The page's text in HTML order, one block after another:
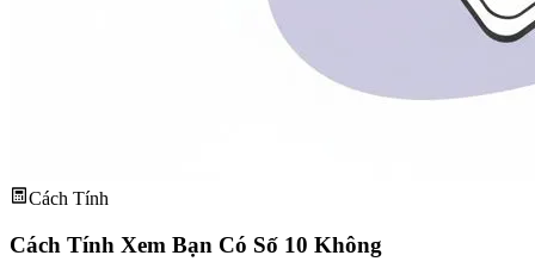
Cách Tính
Cách Tính Xem Bạn Có Số 10 Không